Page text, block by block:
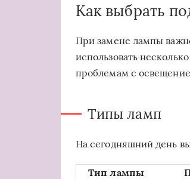
Как выбрать
При замене лампы
использовать
проблемам с
Типы ламп
На сегодняшний день
Тип лампы